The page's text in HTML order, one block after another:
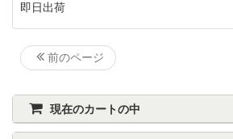
即日出荷
前のページ
現在のカートの中